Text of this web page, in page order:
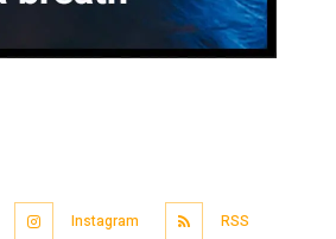
Instagram RSS